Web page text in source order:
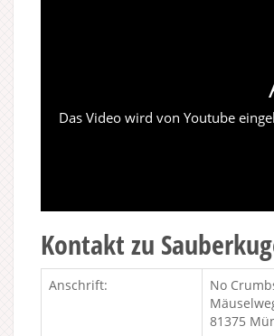
Das Video wird von Youtube
Kontakt zu
Anschrift:
No
81375